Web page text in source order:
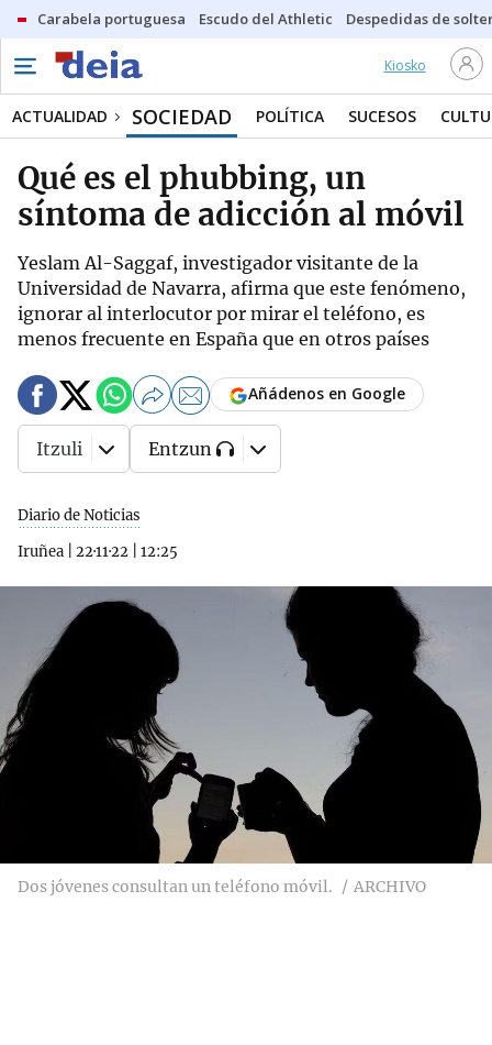
Carabela portuguesa Escudo del Athletic Despedidas de
Kiosko
ACTUALIDAD SOCIEDAD POLÍTICA SUCESOS
Qué es el phubbing, un
síntoma de adicción al móvil
Yeslam Al-Saggaf, investigador visitante de la
Universidad de Navarra, afirma que este fenómeno,
ignorar al interlocutor por mirar el teléfono, es
menos frecuente en España que en otros países
Diario de Noticias
Iruñea
22·11·22 12:25
Añádenos en Google
Itzuli Entzun
Dos jóvenes consultan un teléfono móvil. ARCHIVO